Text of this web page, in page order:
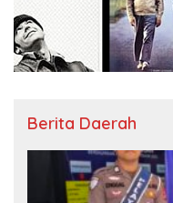
Berita Daerah